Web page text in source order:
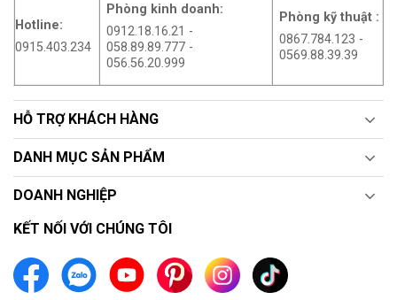
Hotline:
0915.403.234
Phòng kinh doanh:
0912.18.16.21 -
058.89.89.777 -
056.56.20.999
Phòng kỹ thuật :
0867.784.123 -
0569.88.39.39
HỖ TRỢ KHÁCH HÀNG
DANH MỤC SẢN PHẨM
DOANH NGHIỆP
KẾT NỐI VỚI CHÚNG TÔI